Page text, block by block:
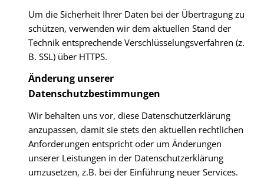
Um die Sicherheit Ihrer Daten bei der Übertragung zu
schützen, verwenden wir dem aktuellen Stand der
Technik entsprechende Verschlüsselungsverfahren (z.
B. SSL) über HTTPS.
Änderung unserer
Datenschutzbestimmungen
Wir behalten uns vor, diese Datenschutzerklärung
anzupassen, damit sie stets den aktuellen rechtlichen
Anforderungen entspricht oder um Änderungen
unserer Leistungen in der Datenschutzerklärung
umzusetzen, z.B. bei der Einführung neuer Services.